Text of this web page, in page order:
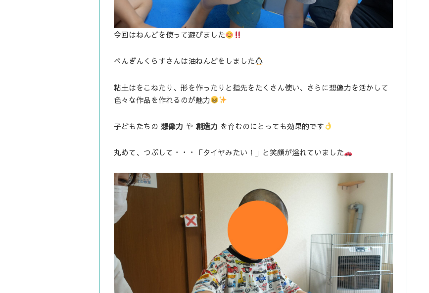
今回はねんどを使って遊びました
ぺんぎんくらすさんは油ねんどをしました
粘土はをこねたり、形を作ったりと指先をたくさん使い、さらに想像力を活かして
色々な作品を作れるのが魅力
子どもたちの 想像力 や 創造力 を育むのにとっても効果的です
丸めて、つぶして・・・「タイヤみたい！」と笑顔が溢れていました